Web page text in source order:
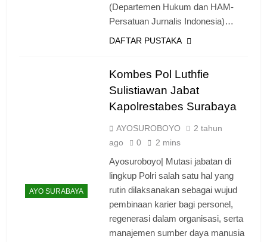
(Departemen Hukum dan HAM-
Persatuan Jurnalis Indonesia)…
DAFTAR PUSTAKA
AYO SURABAYA
Kombes Pol Luthfie
Sulistiawan Jabat
Kapolrestabes Surabaya
AYOSUROBOYO
2 tahun
ago
0 2 mins
Ayosuroboyo| Mutasi jabatan di
lingkup Polri salah satu hal yang
rutin dilaksanakan sebagai wujud
pembinaan karier bagi personel,
regenerasi dalam organisasi, serta
manajemen sumber daya manusia